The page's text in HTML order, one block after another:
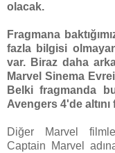
olacak.
Fragmana
fazla bilgisi
var. Biraz daha
Marvel Sinema
Belki fragmanda
Avengers 4'de
Diğer Marvel
Captain Marvel